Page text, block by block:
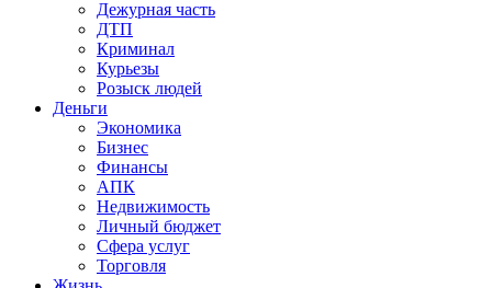
Дежурная часть
ДТП
Криминал
Курьезы
Розыск людей
Деньги
Экономика
Бизнес
Финансы
АПК
Недвижимость
Личный бюджет
Сфера услуг
Торговля